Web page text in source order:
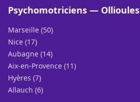
Psychomotriciens — Ollioules
Marseille (50)
Nice (17)
Aubagne (14)
Aix-en-Provence (11)
Hyères (7)
Allauch (6)